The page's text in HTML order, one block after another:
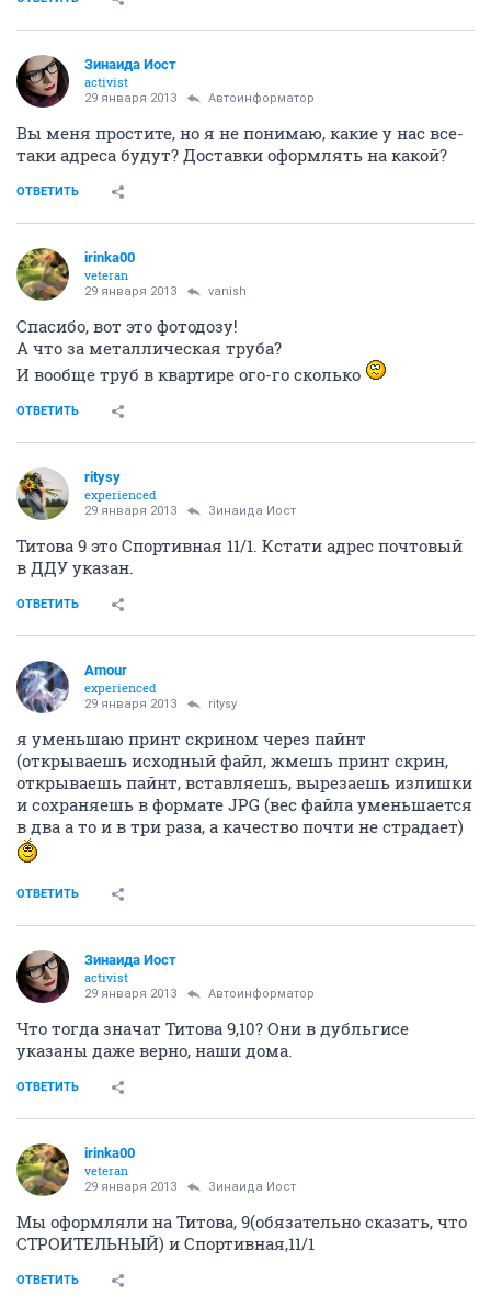
Зинаида Иост
activist
29 января 2013 Автоинформатор
Вы меня простите, но я не понимаю, какие у нас все-
таки адреса будут? Доставки оформлять на какой?
ОТВЕТИТЬ
irinka00
veteran
29 января 2013 vanish
Спасибо, вот это фотодозу!
А что за металлическая труба?
И вообще труб в квартире ого-го сколько
ОТВЕТИТЬ
ritysy
experienced
29 января 2013 Зинаида Иост
Титова 9 это Спортивная 11/1. Кстати адрес почтовый
в ДДУ указан.
ОТВЕТИТЬ
Аmоur
experienced
29 января 2013 ritysy
я уменьшаю принт скрином через пайнт
(открываешь исходный файл, жмешь принт скрин,
открываешь пайнт, вставляешь, вырезаешь излишки
и сохраняешь в формате JPG (вес файла уменьшается
в два а то и в три раза, а качество почти не страдает)
ОТВЕТИТЬ
Зинаида Иост
activist
29 января 2013 Автоинформатор
Что тогда значат Титова 9,10? Они в дубльгисе
указаны даже верно, наши дома.
ОТВЕТИТЬ
irinka00
veteran
29 января 2013 Зинаида Иост
Мы оформляли на Титова, 9(обязательно сказать, что
СТРОИТЕЛЬНЫЙ) и Спортивная,11/1
ОТВЕТИТЬ